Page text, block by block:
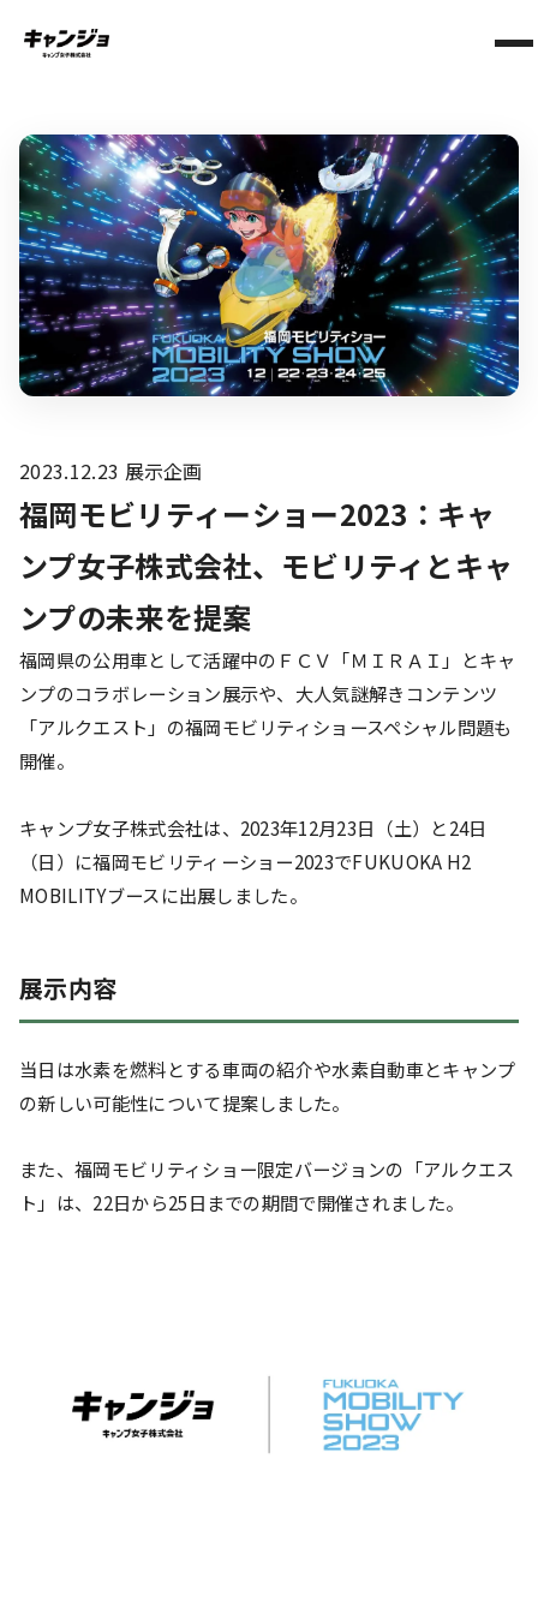
2023.12.23 展示企画
福岡モビリティーショー2023：キャ
ンプ女子株式会社、モビリティとキャ
ンプの未来を提案
福岡県の公用車として活躍中のＦＣＶ「ＭＩＲＡＩ」とキャ
ンプのコラボレーション展示や、大人気謎解きコンテンツ
「アルクエスト」の福岡モビリティショースペシャル問題も
開催。
キャンプ女子株式会社は、2023年12月23日（土）と24日
（日）に福岡モビリティーショー2023でFUKUOKA H2
MOBILITYブースに出展しました。
展示内容
当日は水素を燃料とする車両の紹介や水素自動車とキャンプ
の新しい可能性について提案しました。
また、福岡モビリティショー限定バージョンの「アルクエス
ト」は、22日から25日までの期間で開催されました。